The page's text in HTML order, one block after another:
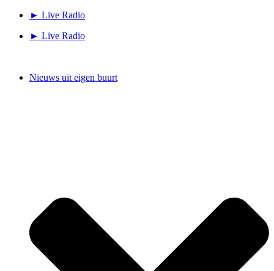
► Live Radio
► Live Radio
Nieuws uit eigen buurt